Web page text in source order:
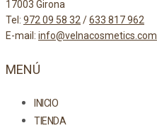
17003 Girona
Tel: 972 09 58 32/633 817 962
E-mail: info@velnacosmetics.com
MENÚ
INICIO
TIENDA